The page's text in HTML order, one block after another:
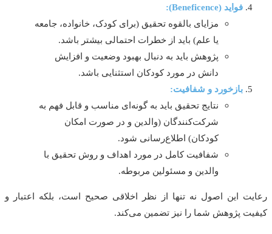
فواید (Beneficence):
مزایای بالقوه تحقیق (برای کودک، خانواده، جامعه
یا علم) باید از خطرات احتمالی بیشتر باشد.
پژوهش باید به دنبال بهبود وضعیت و افزایش
دانش در مورد کودکان استثنایی باشد.
بازخورد و شفافیت:
نتایج تحقیق باید به گونه‌ای مناسب و قابل فهم به
شرکت‌کنندگان (والدین و در صورت امکان
کودکان) اطلاع‌رسانی شود.
شفافیت کامل در مورد اهداف و روش تحقیق با
والدین و مسئولین مربوطه.
این اصول نه تنها از نظر اخلاقی صحیح است، بلکه اعتبار و
پژوهش شما را نیز تضمین می‌کند.